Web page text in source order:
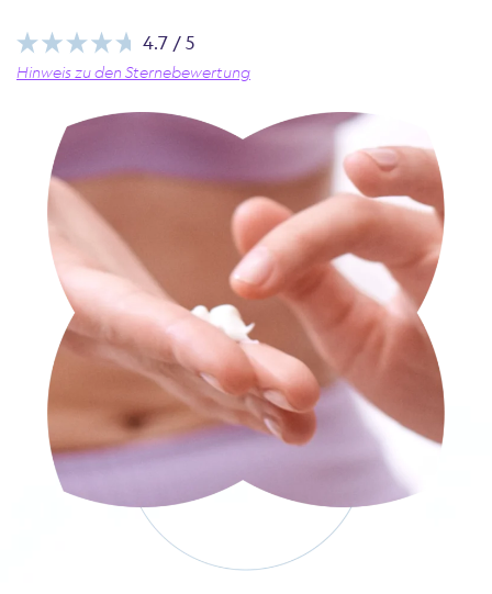
4.7 / 5
Hinweis zu den Sternebewertung